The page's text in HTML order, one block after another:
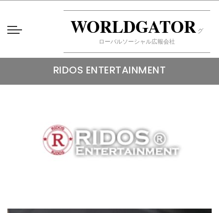
WORLDGATOR グ
ローバルソーシャル広報会社
RIDOS ENTERTAINMENT